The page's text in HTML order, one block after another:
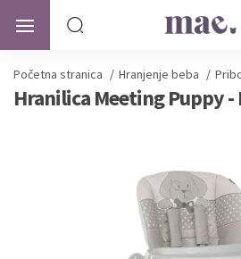
Početna stranica / Hranjenje beba /
Hranilica Meeting Puppy